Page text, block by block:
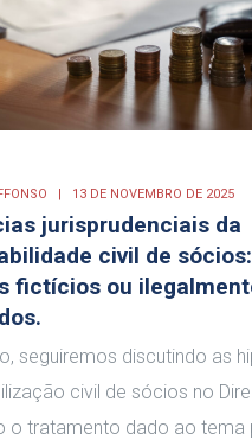
13 DE NOVEMBRO DE 2025
jurisprudenciais da
civil de
fictícios ou
seguiremos discutindo as
civil de sócios no
o tratamento dado ao tema